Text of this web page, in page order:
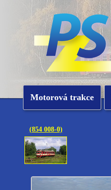
Motorová trakce
(854 008-0)